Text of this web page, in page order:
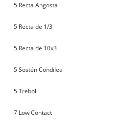
5 Recta Angosta
5 Recta de 1/3
5 Recta de 10x3
5 Sostén Condilea
5 Trebol
7 Low Contact